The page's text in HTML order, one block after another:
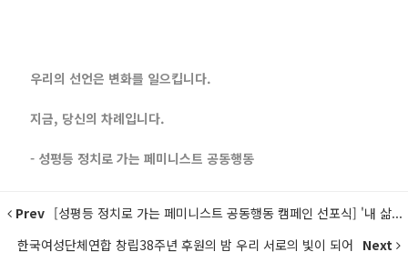
우리의 선언은 변화를 일으킵니다.
지금, 당신의 차례입니다.
- 성평등 정치로 가는 페미니스트 공동행동
Prev [성평등 정치로 가는 페미니스트 공동행동 캠페인 선포식] '내 삶...
한국여성단체연합 창립38주년 후원의 밤 우리 서로의 빛이 되어 Next